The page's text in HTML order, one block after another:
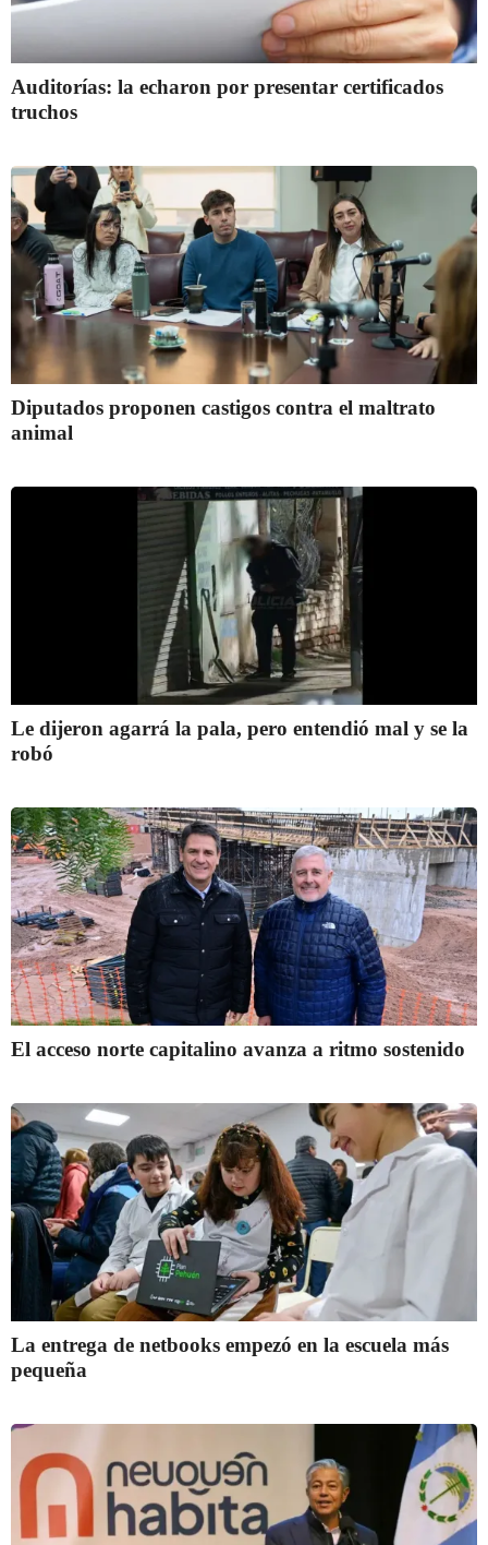
Auditorías: la echaron por presentar certificados
truchos
Diputados proponen castigos contra el maltrato
animal
Le dijeron agarrá la pala, pero entendió mal y se la
robó
El acceso norte capitalino avanza a ritmo sostenido
La entrega de netbooks empezó en la escuela más
pequeña